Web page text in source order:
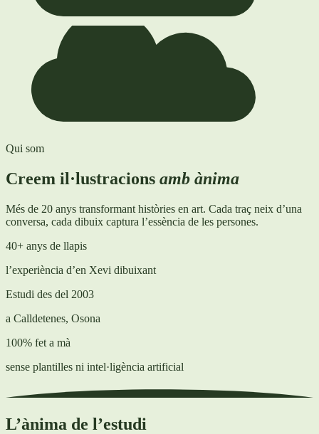
Qui som
Creem il·lustracions amb ànima
Més de 20 anys transformant històries en art. Cada traç neix d’una
conversa, cada dibuix captura l’essència de les persones.
40+ anys de llapis
l’experiència d’en Xevi dibuixant
Estudi des del 2003
a Calldetenes, Osona
100% fet a mà
sense plantilles ni intel·ligència artificial
L’ànima de l’estudi